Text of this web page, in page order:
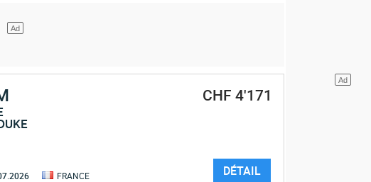
CHF 4'171
FRANCE DÉTAIL